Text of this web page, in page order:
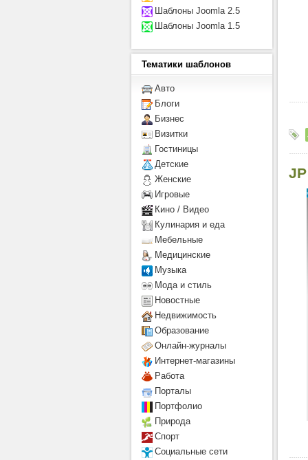
Шаблоны Joomla 2.5
Шаблоны Joomla 1.5
Тематики шаблонов
Авто
Блоги
Бизнес
Визитки
Гостиницы
Детcкие
Женские
Игровые
Кино / Видео
Кулинария и еда
Мебельные
Медицинские
Музыка
Мода и стиль
Новостные
Недвижимость
Образование
Онлайн-журналы
Интернет-магазины
Работа
Порталы
Портфолио
Природа
Спорт
Социальные сети